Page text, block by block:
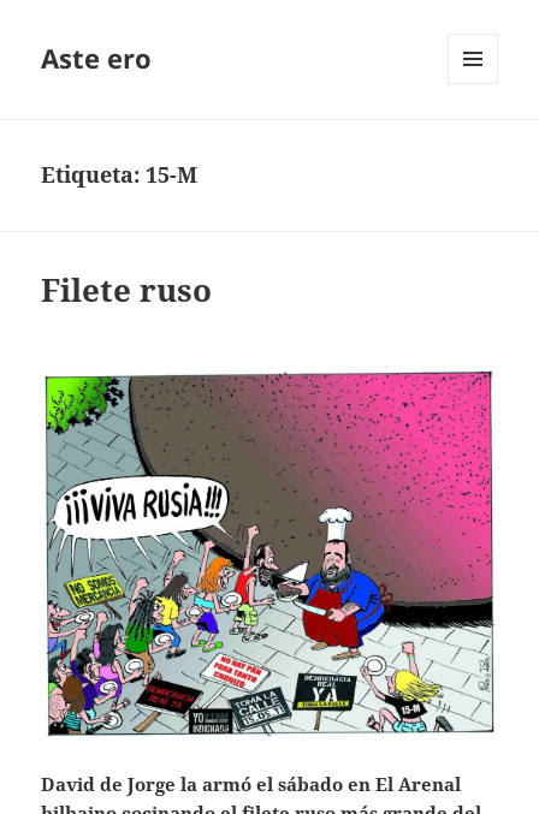
Aste ero
Etiqueta: 15-M
Filete ruso
David de Jorge la armó el sábado en El Arenal